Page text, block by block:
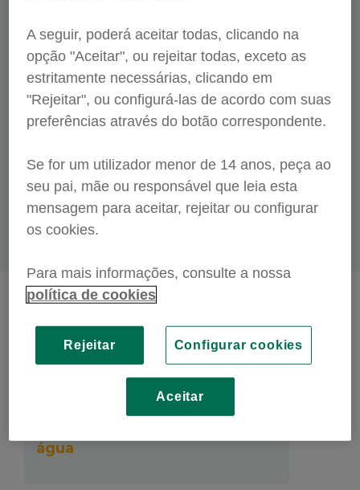
Ação Social
Proporcionando cerimónias funerárias
independentemente da sua condição
social.
Compromisso ambiental
água
A seguir, poderá aceitar todas, clicando na
opção "Aceitar", ou rejeitar todas, exceto as
estritamente necessárias, clicando em
"Rejeitar", ou configurá-las de acordo com suas
preferências através do botão correspondente.
Se for um utilizador menor de 14 anos, peça ao
seu pai, mãe ou responsável que leia esta
mensagem para aceitar, rejeitar ou configurar
os cookies.
Para mais informações, consulte a nossa
política de cookies
Configurar cookies
Rejeitar
Aceitar